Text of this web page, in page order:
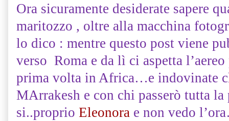
Ora sicuramente desiderate sapere
maritozzo , oltre alla macchina
lo dico : mentre questo post viene
verso Roma e da lì ci aspetta
prima volta in Africa…e indovinate
MArrakesh e con chi passerò tutta la
si..proprio Eleonora e non vedo